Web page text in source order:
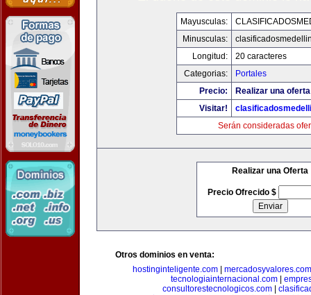
Mayusculas:
Minusculas:
Longitud:
20 caracteres
Categorias:
Portales
Precio:
Realizar una
Visitar!
Serán consideradas
Realizar una Oferta
Precio Ofrecido $
Otros dominios en venta:
hostinginteligente.com
mercadosyvalores.com
tecnologiainternacional.com|
consultorestecnologicos.com